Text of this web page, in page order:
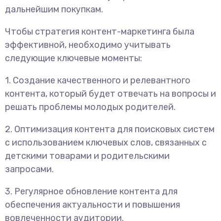
дальнейшим покупкам.
Чтобы стратегия контент-маркетинга была
эффективной, необходимо учитывать
следующие ключевые моменты:
1. Создание качественного и релевантного
контента, который будет отвечать на вопросы и
решать проблемы молодых родителей.
2. Оптимизация контента для поисковых систем
с использованием ключевых слов, связанных с
детскими товарами и родительскими
запросами.
3. Регулярное обновление контента для
обеспечения актуальности и повышения
вовлеченности аудитории.